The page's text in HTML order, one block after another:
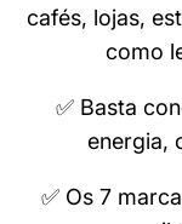
cafés, lojas,
como
✅ Basta
energia,
✅ Os 7